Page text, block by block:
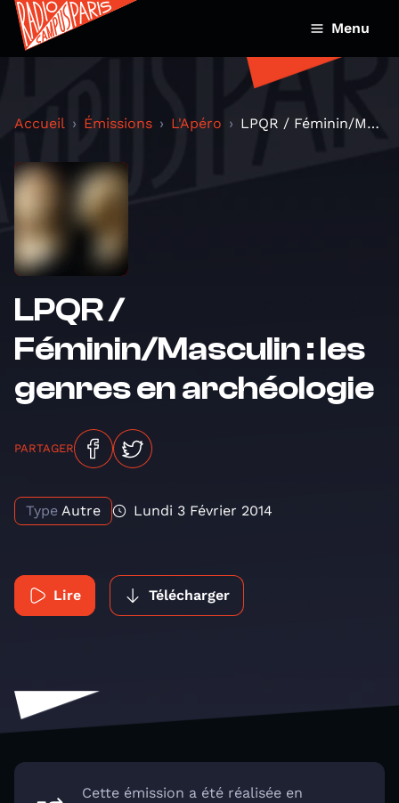
Menu
Accueil Émissions L'Apéro LPQR / Féminin/Masculin : les genres en archéologi...
LPQR /
Féminin/Masculin : les
genres en archéologie
PARTAGER
Type Autre Lundi 3 Février 2014
Lire Télécharger
Cette émission a été réalisée en